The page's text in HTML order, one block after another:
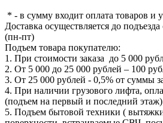
* - в сумму входит оплата товаров и
Доставка осуществляется до
(пн-пт)
Подъем товара покупателю:
1. При стоимости заказа до 5 000
2. От 5 000 до 25 000 рублей – 100
3. От 25 000 рублей - 0,5% от суммы
4. При наличии грузового лифта,
(подъем на первый и последний
5. Подъем бытовой техники (